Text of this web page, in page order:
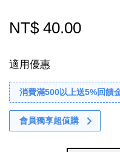
NT$ 40.00
適用優惠
消費滿500以上送5%回饋
會員獨享超值購